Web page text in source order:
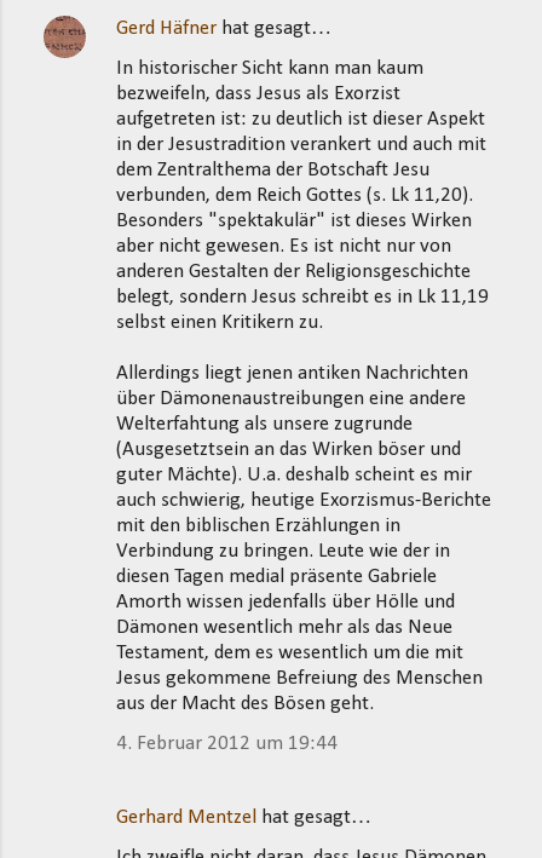
Gerd Häfner hat gesagt…
In historischer Sicht kann man kaum
bezweifeln, dass Jesus als Exorzist
aufgetreten ist: zu deutlich ist dieser Aspekt
in der Jesustradition verankert und auch mit
dem Zentralthema der Botschaft Jesu
verbunden, dem Reich Gottes (s. Lk 11,20).
Besonders "spektakulär" ist dieses Wirken
aber nicht gewesen. Es ist nicht nur von
anderen Gestalten der Religionsgeschichte
belegt, sondern Jesus schreibt es in Lk 11,19
selbst einen Kritikern zu.
Allerdings liegt jenen antiken Nachrichten
über Dämonenaustreibungen eine andere
Welterfahtung als unsere zugrunde
(Ausgesetztsein an das Wirken böser und
guter Mächte). U.a. deshalb scheint es mir
auch schwierig, heutige Exorzismus-Berichte
mit den biblischen Erzählungen in
Verbindung zu bringen. Leute wie der in
diesen Tagen medial präsente Gabriele
Amorth wissen jedenfalls über Hölle und
Dämonen wesentlich mehr als das Neue
Testament, dem es wesentlich um die mit
Jesus gekommene Befreiung des Menschen
aus der Macht des Bösen geht.
4. Februar 2012 um 19:44
Gerhard Mentzel
hat gesagt…